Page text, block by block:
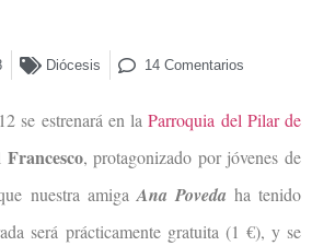
Diócesis 14 Comentarios
se estrenará en laParroquia del Pilar de
Francesco, protagonizado por jóvenes de
nuestra amigaAna Poveda ha tenido
será prácticamente gratuita (1 €), y se